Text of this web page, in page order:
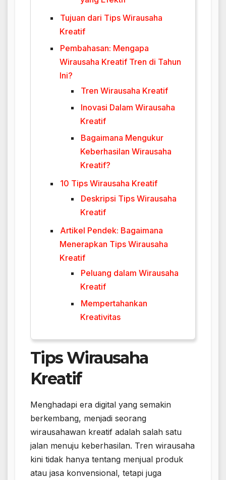
Tujuan dari Tips Wirausaha
Kreatif
Pembahasan: Mengapa
Wirausaha Kreatif Tren di Tahun
Ini?
Tren Wirausaha Kreatif
Inovasi Dalam Wirausaha
Kreatif
Bagaimana Mengukur
Keberhasilan Wirausaha
Kreatif?
10 Tips Wirausaha Kreatif
Deskripsi Tips Wirausaha
Kreatif
Artikel Pendek: Bagaimana
Menerapkan Tips Wirausaha
Kreatif
Peluang dalam Wirausaha
Kreatif
Mempertahankan
Kreativitas
Tips Wirausaha
Kreatif
Menghadapi era digital yang semakin
berkembang, menjadi seorang
wirausahawan kreatif adalah salah satu
jalan menuju keberhasilan. Tren wirausaha
kini tidak hanya tentang menjual produk
atau jasa konvensional, tetapi juga